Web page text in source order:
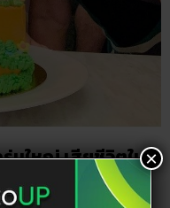
รุ่นใหญ่ เสียชีวิตใน×